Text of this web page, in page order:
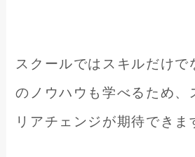
スクールではスキルだけで
のノウハウも学べるため、
リアチェンジが期待できま